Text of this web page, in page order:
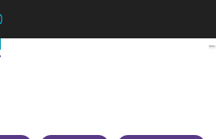
En qué consiste la nube